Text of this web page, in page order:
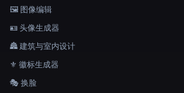
🖼️ 图像编辑
🪪 头像生成器
🏯 建筑与室内设计
⚜️ 徽标生成器
🎭 换脸